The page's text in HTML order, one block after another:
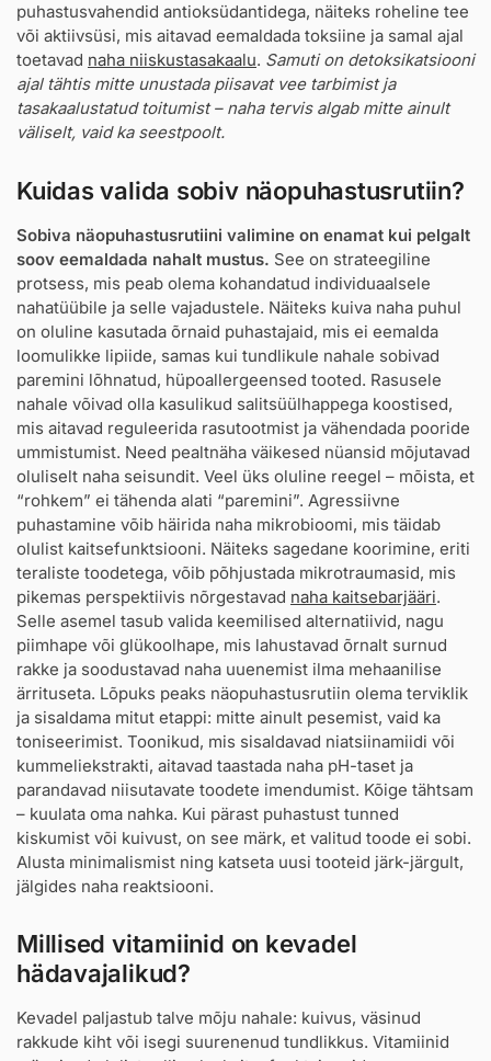
puhastusvahendid antioksüdantidega, näiteks roheline tee
või aktiivsüsi, mis aitavad eemaldada toksiine ja samal ajal
toetavad naha niiskustasakaalu. Samuti on detoksikatsiooni
ajal tähtis mitte unustada piisavat vee tarbimist ja
tasakaalustatud toitumist – naha tervis algab mitte ainult
väliselt, vaid ka seestpoolt.
Kuidas valida sobiv näopuhastusrutiin?
Sobiva näopuhastusrutiini valimine on enamat kui pelgalt
soov eemaldada nahalt mustus. See on strateegiline
protsess, mis peab olema kohandatud individuaalsele
nahatüübile ja selle vajadustele. Näiteks kuiva naha puhul
on oluline kasutada õrnaid puhastajaid, mis ei eemalda
loomulikke lipiide, samas kui tundlikule nahale sobivad
paremini lõhnatud, hüpoallergeensed tooted. Rasusele
nahale võivad olla kasulikud salitsüülhappega koostised,
mis aitavad reguleerida rasutootmist ja vähendada pooride
ummistumist. Need pealtnäha väikesed nüansid mõjutavad
oluliselt naha seisundit. Veel üks oluline reegel – mõista, et
“rohkem” ei tähenda alati “paremini”. Agressiivne
puhastamine võib häirida naha mikrobioomi, mis täidab
olulist kaitsefunktsiooni. Näiteks sagedane koorimine, eriti
teraliste toodetega, võib põhjustada mikrotraumasid, mis
pikemas perspektiivis nõrgestavad naha kaitsebarjääri.
Selle asemel tasub valida keemilised alternatiivid, nagu
piimhape või glükoolhape, mis lahustavad õrnalt surnud
rakke ja soodustavad naha uuenemist ilma mehaanilise
ärrituseta. Lõpuks peaks näopuhastusrutiin olema terviklik
ja sisaldama mitut etappi: mitte ainult pesemist, vaid ka
toniseerimist. Toonikud, mis sisaldavad niatsiinamiidi või
kummeliekstrakti, aitavad taastada naha pH-taset ja
parandavad niisutavate toodete imendumist. Kõige tähtsam
– kuulata oma nahka. Kui pärast puhastust tunned
kiskumist või kuivust, on see märk, et valitud toode ei sobi.
Alusta minimalismist ning katseta uusi tooteid järk-järgult,
jälgides naha reaktsiooni.
Millised vitamiinid on kevadel
hädavajalikud?
Kevadel paljastub talve mõju nahale: kuivus, väsinud
rakkude kiht või isegi suurenenud tundlikkus. Vitamiinid